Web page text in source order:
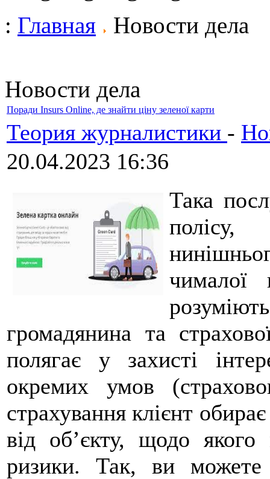
: Главная Новости дела
Новости дела
Поради Insurs Online, де знайти ціну зеленої карти
Теория журналистики -
20.04.2023 16:36
Така
чималої
громадянина та
полягає у захисті
окремих умов
страхування клієнт
від об’єкту, щодо
ризики. Так, ви можете